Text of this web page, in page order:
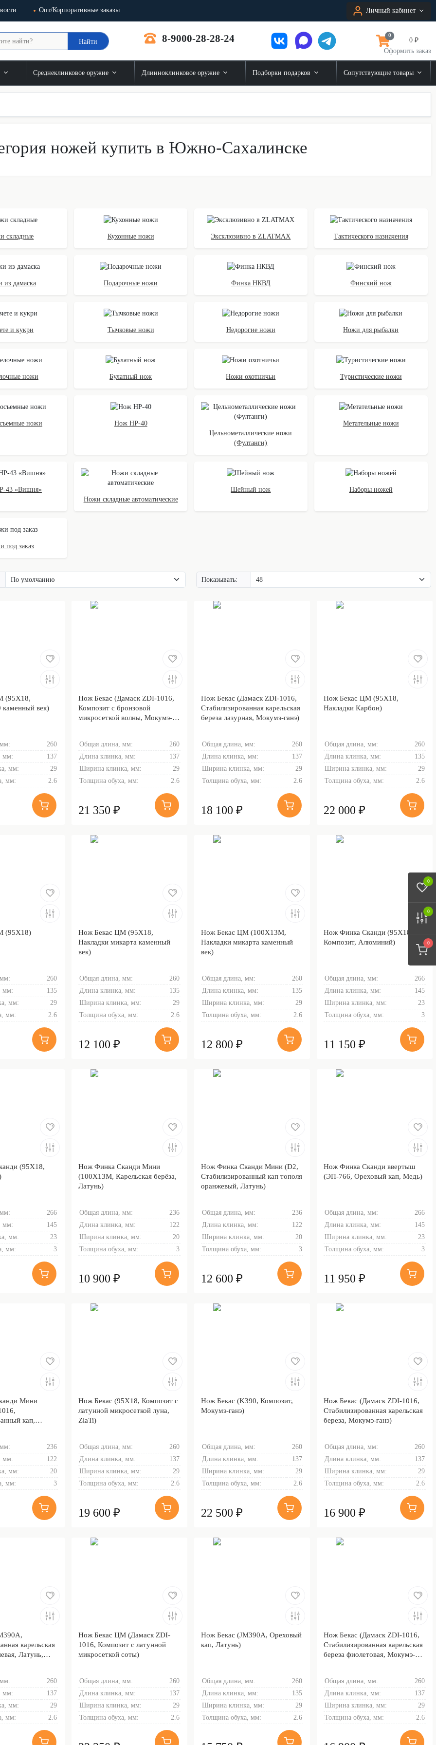
Опт/Корпоративные заказы Личный кабинет
Найти 8-9000-28-28-24 0
0 ₽
Оформить заказ
Среднеклинковое оружие Длинноклинковое оружие Подборки подарков Сопутствующие товары
0
0
0
ножей купить в Южно-Сахалинске
складные Кухонные ножи Эксклюзивно в ZLATMAX Тактического назначения
из дамаска Подарочные ножи Финка НКВД Финский нож
и кукри Тычковые ножи Недорогие ножи Ножи для рыбалки
ножи Булатный нож Ножи охотничьи Туристические ножи
ножи
Нож НР-40
Цельнометаллические ножи
(Фултанги)
Метательные ножи
43 «Вишня»
Ножи складные автоматические
Шейный нож Наборы ножей
под заказ
Показывать:
(95Х18,
каменный век)
260
мм:
137
мм:
29
мм:
2.6
Нож Бекас (Дамаск ZDI-1016,
Композит с бронзовой
микросеткой волны, Мокумэ-
Общая длина, мм:
260
Длина клинка, мм:
137
Ширина клинка, мм:
29
Толщина обуха, мм:
2.6
21 350 ₽
Нож Бекас (Дамаск ZDI-1016,
Стабилизированная карельская
береза лазурная, Мокумэ-ганэ)
Общая длина, мм:
260
Длина клинка, мм:
137
Ширина клинка, мм:
29
Толщина обуха, мм:
2.6
18 100 ₽
Нож Бекас ЦМ (95Х18,
Накладки Карбон)
Общая длина, мм:
260
Длина клинка, мм:
135
Ширина клинка, мм:
29
Толщина обуха, мм:
2.6
22 000 ₽
(95Х18)
260
мм:
135
мм:
29
мм:
2.6
Нож Бекас ЦМ (95Х18,
Накладки микарта каменный
век)
Общая длина, мм:
260
Длина клинка, мм:
135
Ширина клинка, мм:
29
Толщина обуха, мм:
2.6
12 100 ₽
Нож Бекас ЦМ (100Х13М,
Накладки микарта каменный
век)
Общая длина, мм:
260
Длина клинка, мм:
135
Ширина клинка, мм:
29
Толщина обуха, мм:
2.6
12 800 ₽
Нож Финка Сканди (95Х18,
Композит, Алюминий)
Общая длина, мм:
266
Длина клинка, мм:
145
Ширина клинка, мм:
23
Толщина обуха, мм:
3
11 150 ₽
(95Х18,
266
мм:
145
мм:
23
мм:
3
Нож Финка Сканди Мини
(100Х13М, Карельская берёза,
Латунь)
Общая длина, мм:
236
Длина клинка, мм:
122
Ширина клинка, мм:
20
Толщина обуха, мм:
3
10 900 ₽
Нож Финка Сканди Мини (D2,
Стабилизированный кап тополя
оранжевый, Латунь)
Общая длина, мм:
236
Длина клинка, мм:
122
Ширина клинка, мм:
20
Толщина обуха, мм:
3
12 600 ₽
Нож Финка Сканди ввертыш
(ЭП-766, Ореховый кап, Медь)
Общая длина, мм:
266
Длина клинка, мм:
145
Ширина клинка, мм:
23
Толщина обуха, мм:
3
11 950 ₽
Мини
кап,
236
мм:
122
мм:
20
мм:
3
Нож Бекас (95Х18, Композит с
латунной микросеткой луна,
ZlaTi)
Общая длина, мм:
260
Длина клинка, мм:
137
Ширина клинка, мм:
29
Толщина обуха, мм:
2.6
19 600 ₽
Нож Бекас (K390, Композит,
Мокумэ-ганэ)
Общая длина, мм:
260
Длина клинка, мм:
137
Ширина клинка, мм:
29
Толщина обуха, мм:
2.6
22 500 ₽
Нож Бекас (Дамаск ZDI-1016,
Стабилизированная карельская
береза, Мокумэ-ганэ)
Общая длина, мм:
260
Длина клинка, мм:
137
Ширина клинка, мм:
29
Толщина обуха, мм:
2.6
16 900 ₽
карельская
Латунь,
260
мм:
137
мм:
29
мм:
2.6
Нож Бекас ЦМ (Дамаск ZDI-
1016, Композит с латунной
микросеткой соты)
Общая длина, мм:
260
Длина клинка, мм:
137
Ширина клинка, мм:
29
Толщина обуха, мм:
2.6
Нож Бекас (JM390A, Ореховый
кап, Латунь)
Общая длина, мм:
260
Длина клинка, мм:
135
Ширина клинка, мм:
29
Толщина обуха, мм:
2.6
Нож Бекас (Дамаск ZDI-1016,
Cтабилизированная карельская
береза фиолетовая, Мокумэ-
Общая длина, мм:
260
Длина клинка, мм:
137
Ширина клинка, мм:
29
Толщина обуха, мм:
2.6